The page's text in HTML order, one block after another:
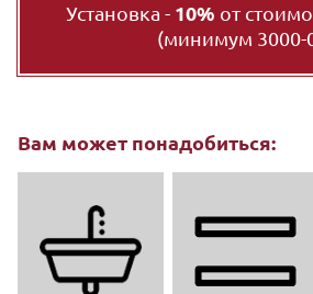
Установка - 10% от
(минимум 3000-
Вам может понадобиться: